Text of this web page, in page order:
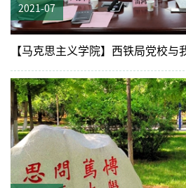
2021-07
【马克思主义学院】西铁局党校